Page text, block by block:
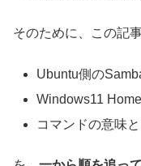
そのために、この記事
Ubuntu側の
Windows11
コマンドの意味